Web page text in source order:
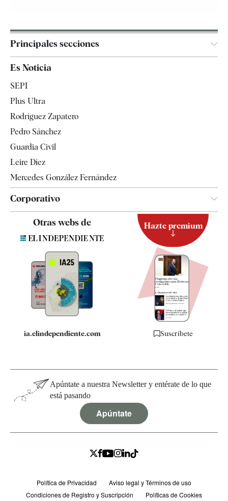
Principales secciones
España
Televisión
Es Noticia
SEPI
Plus Ultra
Rodríguez Zapatero
Pedro Sánchez
Guardia Civil
Leire Díez
Mercedes González Fernández
Corporativo
Contacto
Quiénes somos
Especificaciones
Otras webs de
ia.elindependiente.com
Hazte premium
Suscríbete
Apúntate a nuestra Newsletter y entérate de lo que
está pasando
Apúntate
Política de Privacidad
Aviso legal y Términos de uso
Condiciones de Registro y Suscripción
Políticas de Cookies